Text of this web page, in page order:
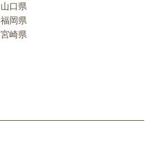
山口県
福岡県
宮崎県